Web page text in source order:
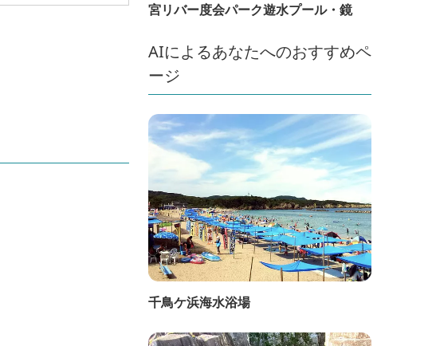
宮リバー度会パーク遊水プール・鏡
AIによるあなたへのおすすめペ
ージ
千鳥ケ浜海水浴場